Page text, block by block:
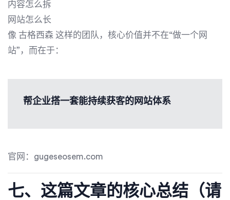
内容怎么拆
网站怎么长
像 古格西森 这样的团队，核心价值并不在“做一个网
站”，而在于：
帮企业搭一套能持续获客的网站体系
官网：gugeseosem.com
七、这篇文章的核心总结（请